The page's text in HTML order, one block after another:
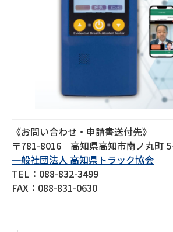
《お問い合わせ・申請書送付先》
〒781-8016 高知県高知市南ノ丸町
一般社団法人 高知県トラック協会
TEL：088-832-3499
FAX：088-831-0630